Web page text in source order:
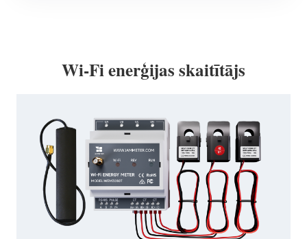
Wi-Fi enerģijas skaitītājs